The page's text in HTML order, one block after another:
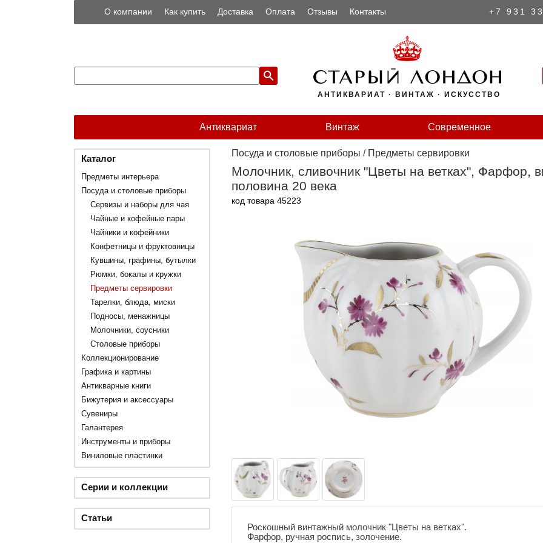
О компании Как купить Доставка Оплата Отзывы Контакты +7 931
АНТИКВАРИАТ · ВИНТАЖ · ИСКУССТВО
Антиквариат Винтаж Современное
Каталог
Предметы интерьера
Посуда и столовые приборы
Сервизы и наборы для чая
Чайные и кофейные пары
Чайники и кофейники
Конфетницы и фруктовницы
Кувшины, графины, бутылки
Рюмки, бокалы и кружки
Предметы сервировки
Тарелки, блюда, миски
Подносы, менажницы
Молочники, соусники
Столовые приборы
Коллекционирование
Графика и картины
Антикварные книги
Бижутерия и аксессуары
Сувениры
Галантерея
Инструменты и приборы
Виниловые пластинки
Серии и коллекции
Статьи
Посуда и столовые приборы / Предметы сервировки
Молочник, сливочник "Цветы на ветках", Фарфор,
половина 20 века
код товара 45223
Роскошный винтажный молочник "Цветы на ветках".
Фарфор, ручная роспись, золочение.